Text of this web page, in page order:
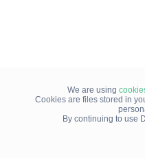
We are using
Cookies are files stored in
By continuing to use